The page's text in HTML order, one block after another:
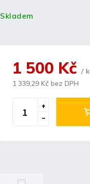
Skladem
1 500 Kč/
1 339,29 Kč bez DPH